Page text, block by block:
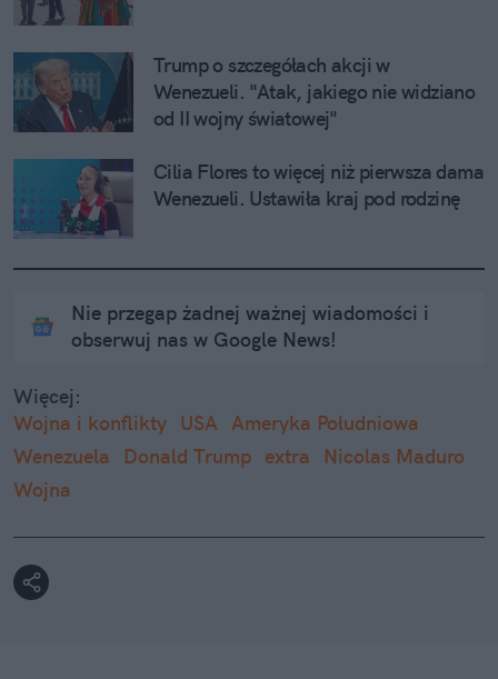
Trump o szczegółach akcji w
Wenezueli. "Atak, jakiego nie widziano
od II wojny światowej"
Cilia Flores to więcej niż pierwsza dama
Wenezueli. Ustawiła kraj pod rodzinę
Nie przegap żadnej ważnej wiadomości i
obserwuj nas w Google News!
Więcej:
Wojna i konflikty USA Ameryka Południowa
Wenezuela
Donald Trump extra
Nicolas Maduro
Wojna